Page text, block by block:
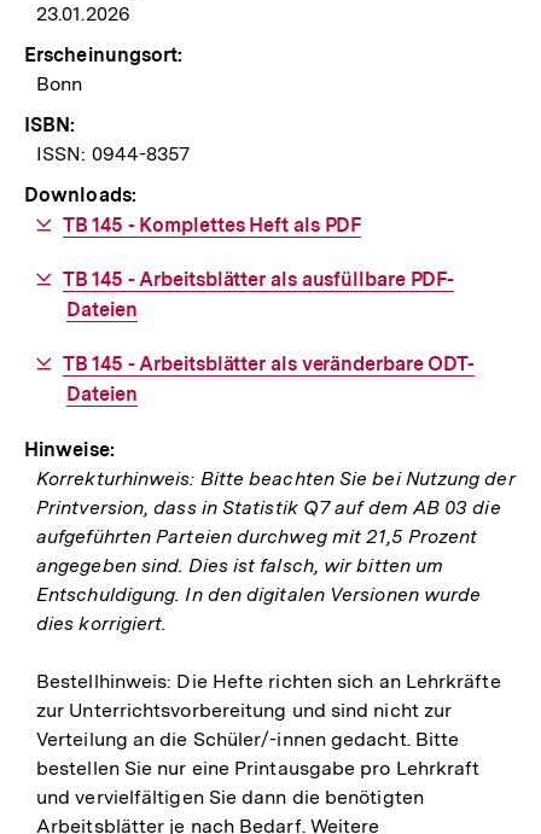
23.01.2026
Erscheinungsort:
Bonn
ISBN:
ISSN: 0944-8357
Downloads:
Download-
TB 145 - Komplettes Heft als PDF
Download-
Link:
TB 145 - Arbeitsblätter als ausfüllbare PDF-
Dateien
Download-
Link:
TB 145 - Arbeitsblätter als veränderbare ODT-
Dateien
Hinweise:
Korrekturhinweis: Bitte beachten Sie bei Nutzung der
Printversion, dass in Statistik Q7 auf dem AB 03 die
aufgeführten Parteien durchweg mit 21,5 Prozent
angegeben sind. Dies ist falsch, wir bitten um
Entschuldigung. In den digitalen Versionen wurde
dies korrigiert.
Bestellhinweis: Die Hefte richten sich an Lehrkräfte
zur Unterrichtsvorbereitung und sind nicht zur
Verteilung an die Schüler/-innen gedacht. Bitte
bestellen Sie nur eine Printausgabe pro Lehrkraft
und vervielfältigen Sie dann die benötigten
Arbeitsblätter je nach Bedarf. Weitere